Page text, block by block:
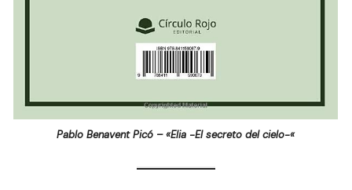
Pablo Benavent Picó – «Elia -El secreto del cielo-«